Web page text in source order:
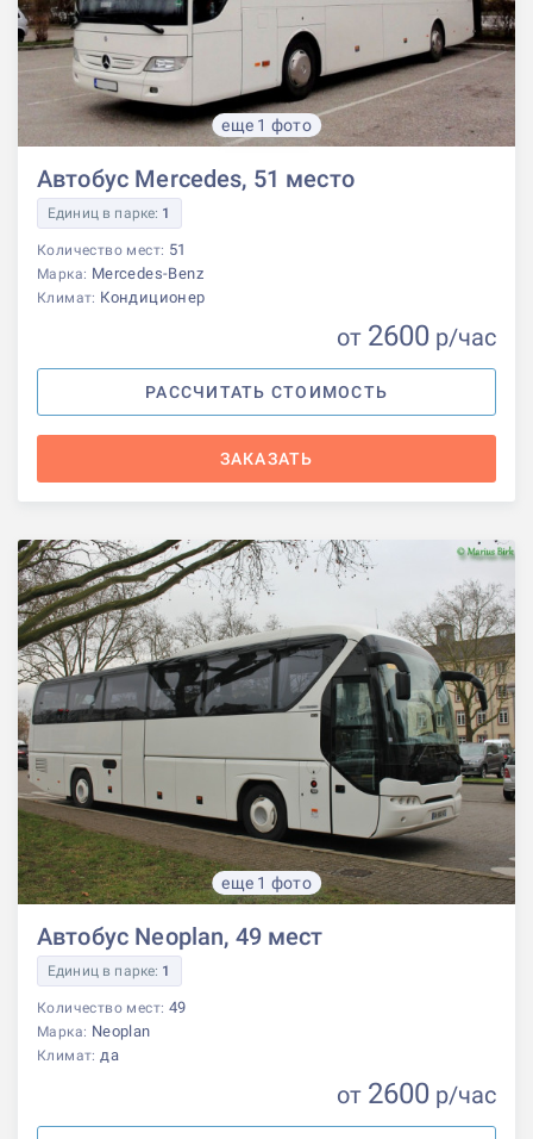
еще 1 фото
Автобус Mercedes, 51 место
Единиц в парке: 1
Количество мест: 51
Марка: Mercedes-Benz
Климат: Кондиционер
от 2600 р/час
РАССЧИТАТЬ СТОИМОСТЬ
ЗАКАЗАТЬ
еще 1 фото
Автобус Neoplan, 49 мест
Единиц в парке: 1
Количество мест: 49
Марка: Neoplan
Климат:да
от 2600 р/час